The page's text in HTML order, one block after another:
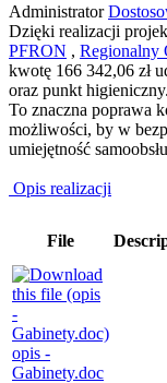
Administrator
Dzięki realizacji
PFRON , Regionalny
kwotę 166 342,06 zł
oraz punkt higieniczny.
To znaczna poprawa
możliwości, by w
umiejętność
Opis realizacji
File
opis -
Gabinety.doc